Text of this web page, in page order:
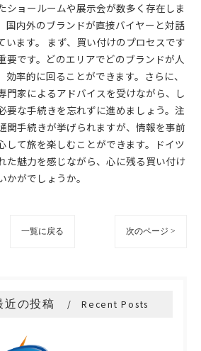
ショールームや展示会が数多く存在しま
国内外のブランドが直接バイヤーと対話
います。 まず、買い付けのプロセスです
要です。どのエリアでどのブランドが人
率的に回ることができます。さらに、
門家によるアドバイスを受けながら、し
要な手続きを忘れずに進めましょう。注
関手続きが挙げられますが、情報を事前
して旅を楽しむことができます。ドイツ
た魅力を感じながら、心に残る買い付け
がでしょうか。
一覧に戻る 次のページ >
近の投稿 Recent Posts